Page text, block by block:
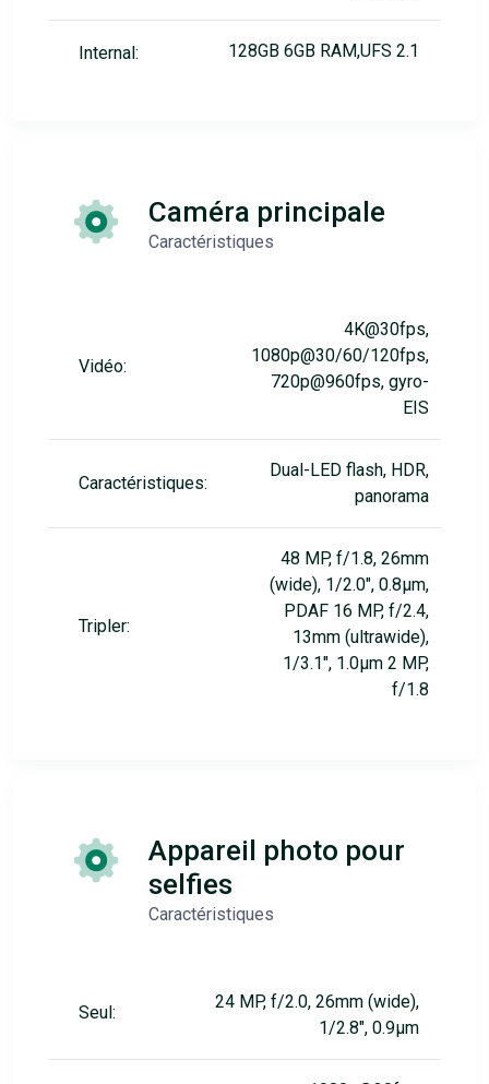
Internal: 128GB 6GB RAM,UFS 2.1
Caméra principale
Caractéristiques
Vidéo:
4K@30fps,
1080p@30/60/120fps,
720p@960fps, gyro-
EIS
Caractéristiques:
Dual-LED flash, HDR,
panorama
Tripler:
48 MP, f/1.8, 26mm
(wide), 1/2.0", 0.8µm,
PDAF 16 MP, f/2.4,
13mm (ultrawide),
1/3.1", 1.0µm 2 MP,
f/1.8
Appareil photo pour
selfies
Caractéristiques
Seul:
24 MP, f/2.0, 26mm (wide),
1/2.8", 0.9µm